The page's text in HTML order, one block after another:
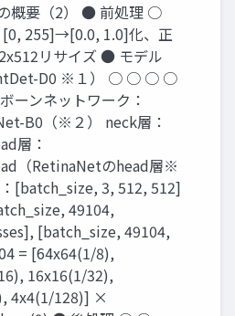
概要（2） ● 前処理 ○
255]→[0.0, 1.0]化、正
リサイズ ● モデル
D0 ※１） ○ ○ ○ ○
ーンネットワーク：
B0（※２） neck層：
層：
（RetinaNetのhead層※
[batch_size, 3, 512, 512]
49104,
[batch_size, 49104,
= [64x64(1/8),
16x16(1/32),
4x4(1/128)] ×